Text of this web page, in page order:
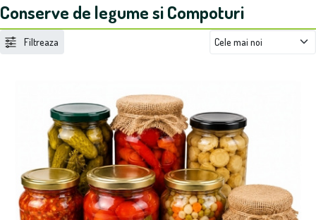
Conserve de legume si Compoturi
Filtreaza